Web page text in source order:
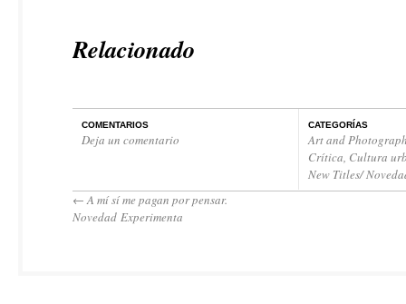
Relacionado
COMENTARIOS
Deja un comentario
CATEGORÍAS
Art and
Crítica, Cultura
New Titles/
←A mí sí me pagan por pensar.
Novedad Experimenta